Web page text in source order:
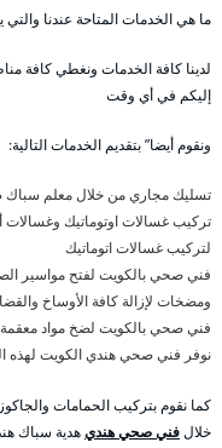
ما هي الخدمات المتاحة عندنا
لدينا كافة الخدمات ونغطي كافة
إليكم في أي وقت
ونقوم أيضا” بتقديم الخدمات التالية:
تسليك مجاري من خلال معلم
تركيب غسالات اوتوماتيك
لتركيب غسالات اتوماتيك
فني صحي بالكويت لفتح مواسير
ومضخات لإزالة كافة الأوساخ
فني صحي بالكويت لضخ مواد
نوفر فني صحي هندي الكويت لهذه
كما نقوم بتركيب الحمامات
خلالفني صحي هنديهدية سباك